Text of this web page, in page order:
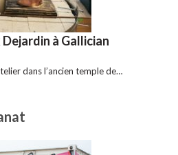
à Gallician
dans l’ancien temple de…